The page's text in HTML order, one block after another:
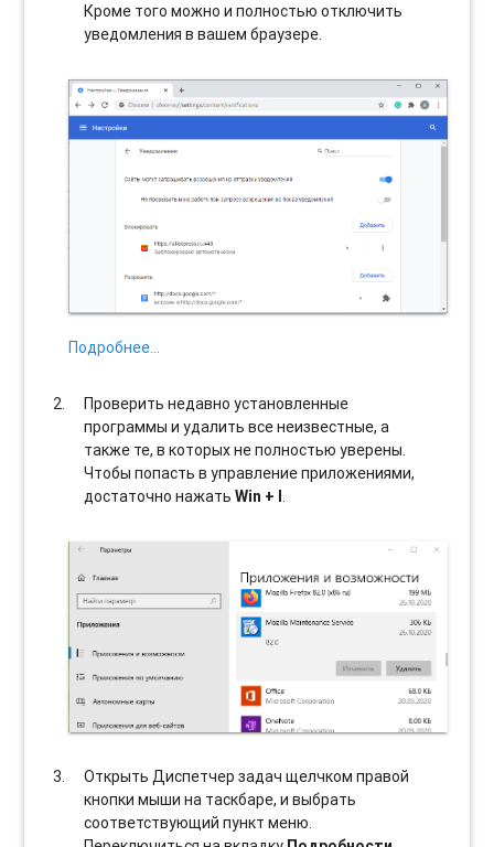
Кроме того можно и полностью отключить
уведомления в вашем браузере.
Подробнее…
Проверить недавно установленные
программы и удалить все неизвестные, а
также те, в которых не полностью уверены.
Чтобы попасть в управление приложениями,
достаточно нажатьWin + I.
Открыть Диспетчер задач щелчком правой
кнопки мыши на таскбаре, и выбрать
соотвeтствующий пункт меню.